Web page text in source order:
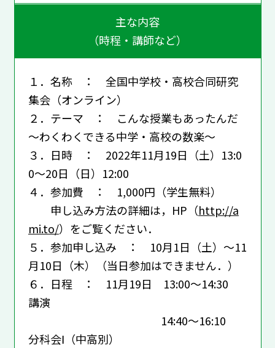
主な内容
（時程・講師など）
１．名称 ： 全国中学校・高校合同研究
集会（オンライン）
２．テーマ ： こんな授業もあったんだ
～わくわくできる中学・高校の数楽～
３．日時 ： 2022年11月19日（土）13:0
0〜20日（日）12:00
４．参加費 ： 1,000円（学生無料）
申し込み方法の詳細は，HP（http://a
mi.to/）をご覧ください．
５．参加申し込み ： 10月1日（土）〜11
月10日（木）（当日参加はできません．）
６．日程 ： 11月19日 13:00～14:30
講演
14:40～16:10
分科会Ⅰ（中高別）